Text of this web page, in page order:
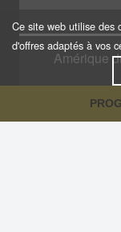
Ce site web utilise des
d'offres adaptés à vos
Amérique
Amérique